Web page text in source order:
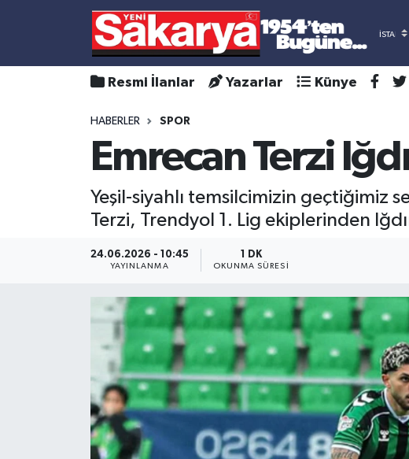
Resmi İlanlar Yazarlar Künye
HABERLER SPOR
Emrecan Terzi
Yeşil-siyahlı temsilcimizin geçtiğimiz
Terzi, Trendyol 1. Lig ekiplerinden
24.06.2026 - 10:45
YAYINLANMA
1 DK
OKUNMA SÜRESI